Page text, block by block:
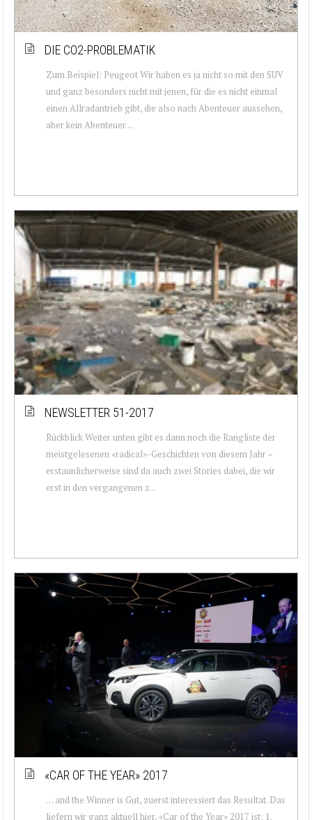
DIE CO2-PROBLEMATIK
Zum Beispiel: Peugeot Wir haben es ja nicht so mit den SUV
und ganz besonders nicht mit jenen, für die es nicht einmal
einen Allradantrieb gibt, die also nach Abenteuer aussehen,
aber kein Abenteuer ...
NEWSLETTER 51-2017
Rückblick Weiter unten gibt es dann noch die Rangliste der
meistgelesenen «radical»-Geschichten von diesem Jahr –
erstaunlicherweise sind da auch zwei Stories dabei, die wir
erst in den vergangenen z...
«CAR OF THE YEAR» 2017
… and the Winner is Gut, zuerst interessiert das Resultat. Das
liefern wir ganz aktuell hier, «Car of the Year» 2017 ist: 1.